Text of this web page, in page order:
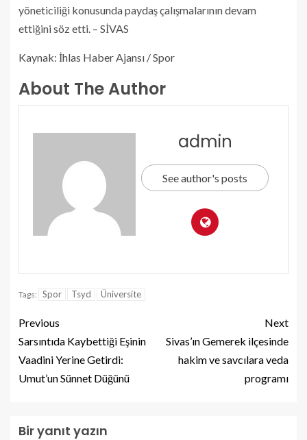
yöneticiliği konusunda paydaş çalışmalarının devam
ettiğini söz etti. – SİVAS
Kaynak: İhlas Haber Ajansı / Spor
About The Author
admin
See author's posts
Tags: Spor Tsyd Üniversite
Previous
Sarsıntıda Kaybettiği Eşinin
Vaadini Yerine Getirdi:
Umut’un Sünnet Düğünü
Next
Sivas’ın Gemerek ilçesinde
hakim ve savcılara veda
programı
Bir yanıt yazın